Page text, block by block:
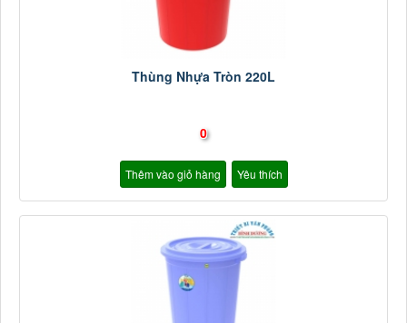
Thùng Nhựa Tròn 220L
0
Thêm vào giỏ hàng Yêu thích